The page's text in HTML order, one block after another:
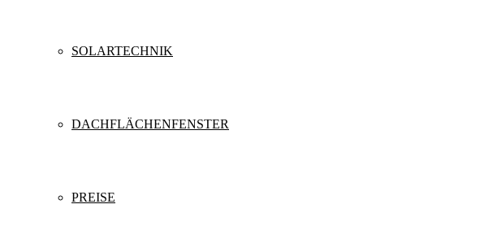
SOLARTECHNIK
DACHFLÄCHENFENSTER
PREISE